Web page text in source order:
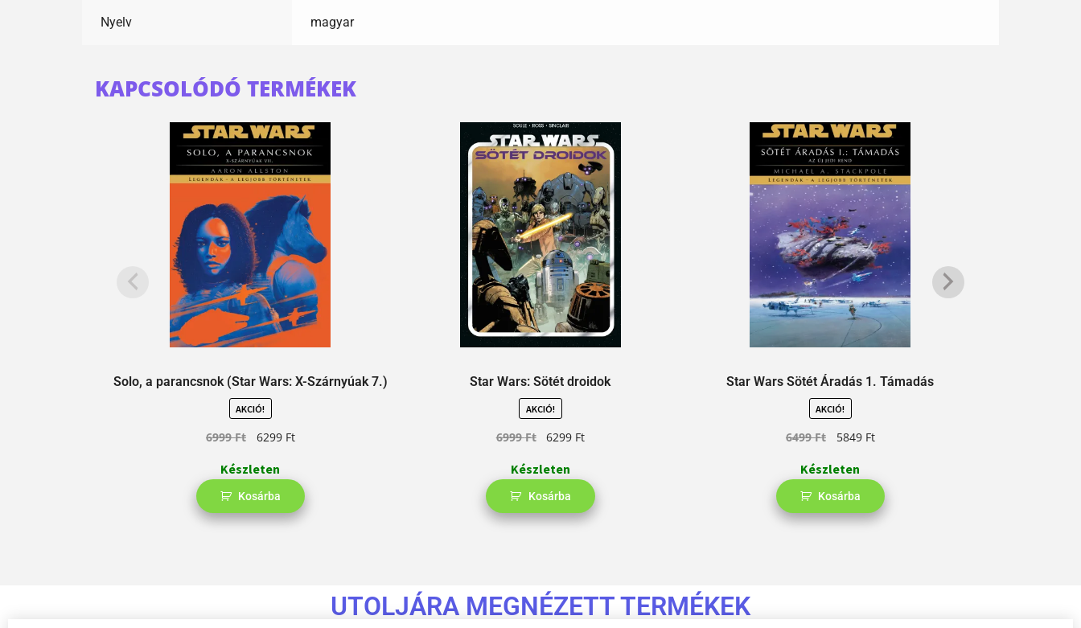
Nyelv magyar
KAPCSOLÓDÓ TERMÉKEK
Solo, a parancsnok (Star Wars: X-Szárnyúak 7.)
AKCIÓ!
6999Ft 6299 Ft
Készleten
Kosárba
Star Wars: Sötét droidok
AKCIÓ!
6999Ft 6299 Ft
Készleten
Kosárba
Star Wars Sötét Áradás 1. Támadás
AKCIÓ!
6499Ft 5849 Ft
Készleten
Kosárba
UTOLJÁRA MEGNÉZETT TERMÉKEK